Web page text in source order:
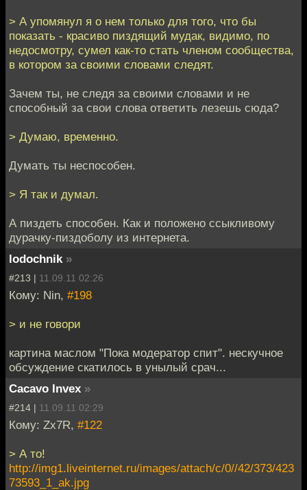
> А упомянул я о нем только для того, что бы
показать - красиво пиздящий мудак, видимо, по
недосмотру, сумел как-то стать членом сообщества,
в котором за своими словами следят.
Зачем ты, не следя за своими словами и не
способный за свои слова ответить лезешь сюда?
> Думаю, временно.
Думать ты неспособен.
> Я так и думал.
А пиздеть способен. Как и положено ссыкливому
дурачку-пиздоболу из интернета.
lodochnik »
#213 | 11.09.11 02:26
Кому: Nin, #198
> и не говори
картина маслом "Пока модератор спит". нескучное
обсуждение скатилось в унылый срач...
Cacavo Invex »
#214 | 11.09.11 02:29
Кому: Zx7R, #122
> А то!
http://img1.liveinternet.ru/images/attach/c/0//42/373/423
73593_1_ak.jpg